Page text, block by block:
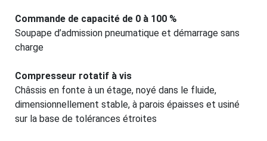
Commande de capacité de 0 à 100 %
Soupape d’admission pneumatique et démarrage sans
charge
Compresseur rotatif à vis
Châssis en fonte à un étage, noyé dans le fluide,
dimensionnellement stable, à parois épaisses et usiné
sur la base de tolérances étroites